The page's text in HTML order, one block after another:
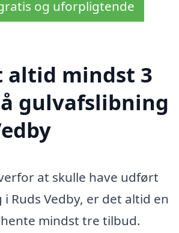
og uforpligtende
altid mindst 3
gulvafslibning
at skulle have udført
Ruds Vedby, er det altid en
mindst tre tilbud.